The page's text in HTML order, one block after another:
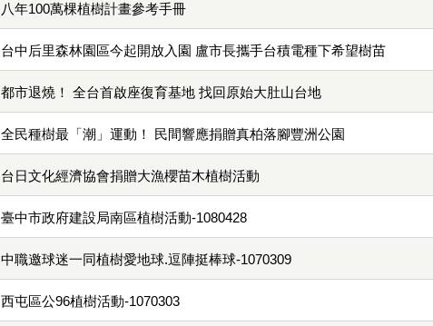
八年100萬棵植樹計畫參考手冊
台中后里森林園區今起開放入園 盧市長攜手台積電種下希望樹苗
都市退燒！ 全台首啟座復育基地 找回原始大肚山台地
全民種樹最「潮」運動！ 民間響應捐贈真柏落腳豐洲公園
台日文化經濟協會捐贈大漁櫻苗木植樹活動
臺中市政府建設局南區植樹活動-1080428
中職邀球迷一同植樹愛地球.逗陣挺棒球-1070309
西屯區公96植樹活動-1070303